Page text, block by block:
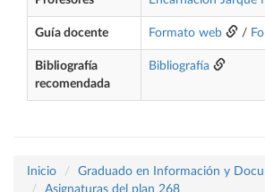
Guía docente Formato web /
Bibliografía
recomendada
Bibliografía
Inicio
Graduado en Información y
Asignaturas del plan 268